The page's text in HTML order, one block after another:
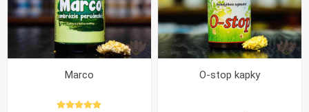
Marco O-stop kapky